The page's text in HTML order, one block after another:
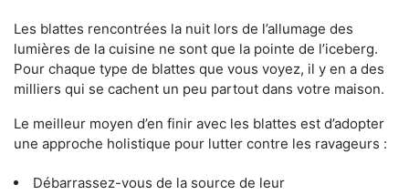
Les blattes rencontrées la nuit lors de l’allumage des
lumières de la cuisine ne sont que la pointe de l’iceberg.
Pour chaque type de blattes que vous voyez, il y en a des
milliers qui se cachent un peu partout dans votre maison.
Le meilleur moyen d’en finir avec les blattes est d’adopter
une approche holistique pour lutter contre les ravageurs :
Débarrassez-vous de la source de leur